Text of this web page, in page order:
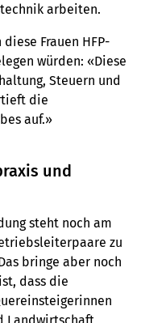
arbeiten.
Frauen HFP-
würden: «Diese
Steuern und
die
auf.»
und
steht noch am
zu
bringe aber noch
dass die